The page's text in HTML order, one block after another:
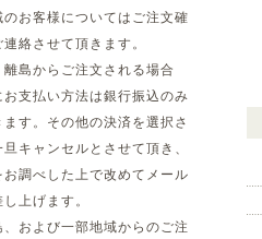
お客様についてはご注文確
絡させて頂きます。
離島からご注文される場合
支払い方法は銀行振込のみ
ます。その他の決済を選択さ
キャンセルとさせて頂き、
調べした上で改めてメール
上げます。
、および一部地域からのご注